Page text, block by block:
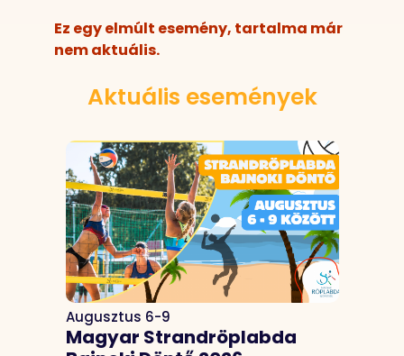
Ez egy elmúlt esemény, tartalma már
nem aktuális.
Aktuális események
Augusztus 6-9
Magyar Strandröplabda